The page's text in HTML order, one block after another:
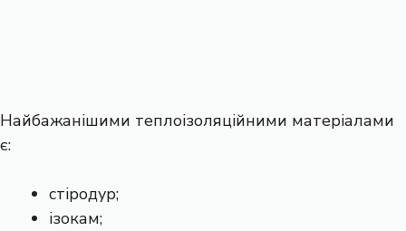
Найбажанішими теплоізоляційними матеріалами
є:
стіродур;
ізокам;